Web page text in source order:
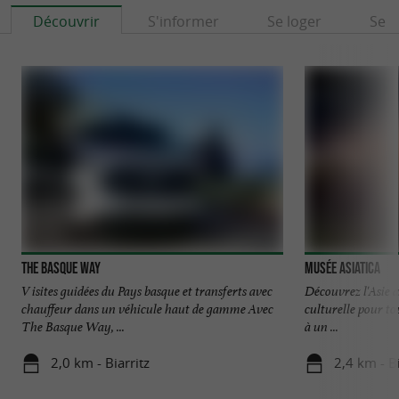
Découvrir S'informer Se loger Se
The Basque Way
V isites guidées du Pays basque et transferts avec
chauffeur dans un véhicule haut de gamme Avec
The Basque Way, ...
2,0 km - Biarritz
Musée Asiatica
Découvrez l'Asie
culturelle pour
à un ...
2,4 km -